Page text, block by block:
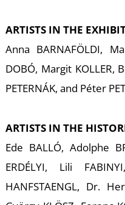
ARTISTS IN THE
Anna BARNAFÖLDI,
DOBÓ, Margit KOLLER,
PETERNÁK, and Péter
ARTISTS IN THE
Ede BALLÓ, Adolphe
ERDÉLYI, Lili
HANFSTAENGL, Dr.